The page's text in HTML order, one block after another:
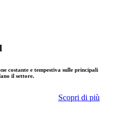
costante e tempestiva sulle principali
il settore.
Scopri di più